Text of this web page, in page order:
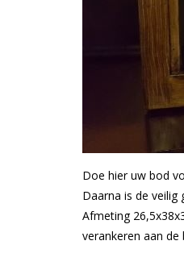
Doe hier uw bod
Daarna is de veilig
Afmeting
verankeren aan